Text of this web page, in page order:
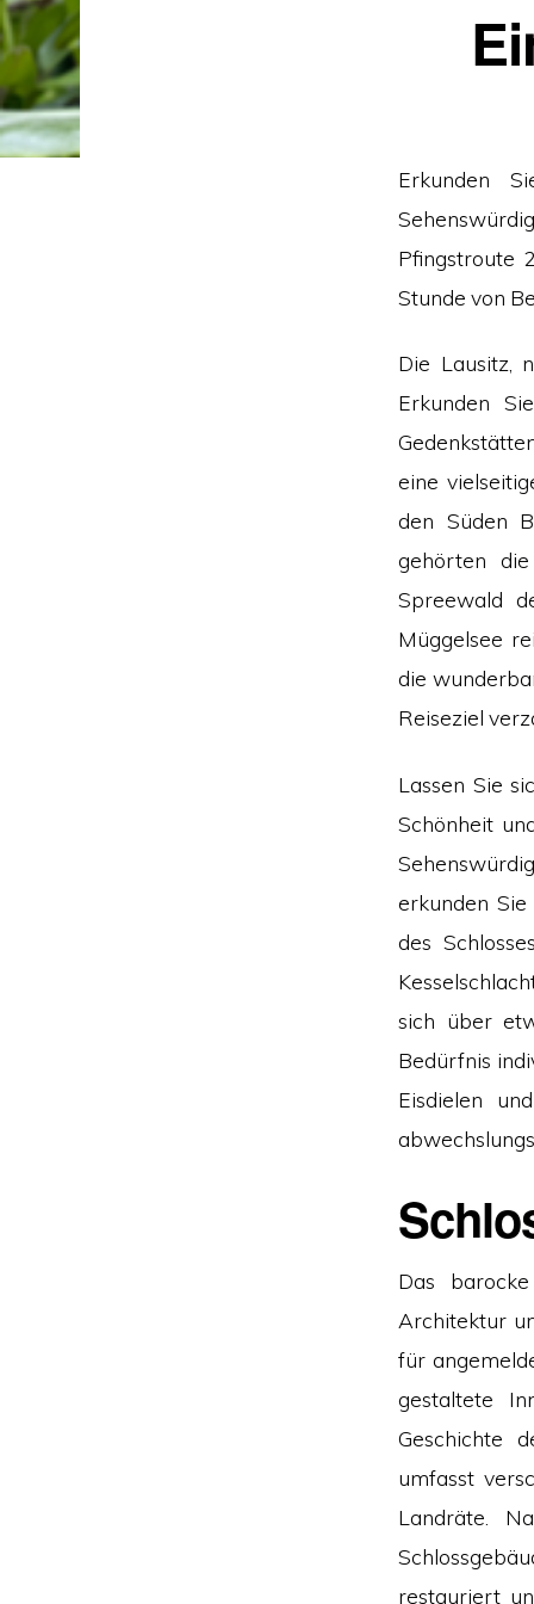
Erkunden
Pfingstroute
Stunde von
Die Lausitz,
Erkunden
eine
den Süden
gehörten
Spreewald
Müggelsee
die
Reiseziel
Lassen Sie
Schönheit
erkunden
des
sich über
Bedürfnis
Eisdielen
Das
Architektur
für
gestaltete
Geschichte
umfasst
Landräte.
restauriert